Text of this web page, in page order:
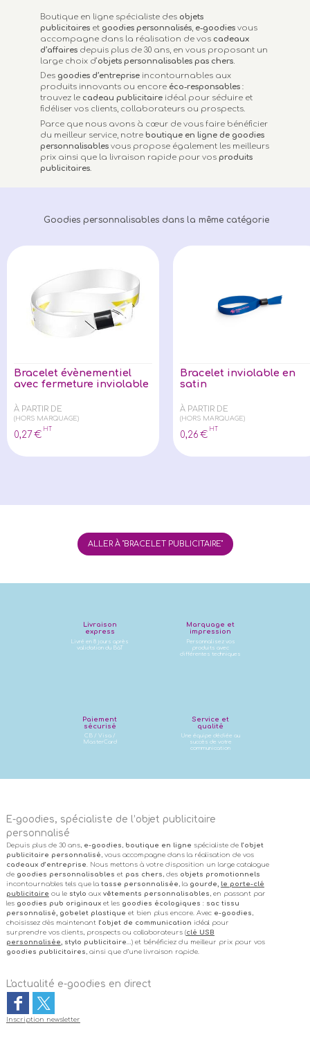
Boutique en ligne spécialiste des objets
publicitaires et goodies personnalisés, e-goodies vous
accompagne dans la réalisation de vos cadeaux
d’affaires depuis plus de 30 ans, en vous proposant un
large choix d’objets personnalisables pas chers.
Des goodies d’entreprise incontournables aux
produits innovants ou encore éco-responsables :
trouvez le cadeau publicitaire idéal pour séduire et
fidéliser vos clients, collaborateurs ou prospects.
Parce que nous avons à cœur de vous faire bénéficier
du meilleur service, notreboutique en ligne de goodies
personnalisables vous propose également les meilleurs
prix ainsi que la livraison rapide pour vos produits
publicitaires.
Goodies personnalisables dans la même catégorie
Bracelet évènementiel
avec fermeture inviolable
À PARTIR DE
(HORS MARQUAGE)
0,27 €
HT
Bracelet inviolable en
satin
À PARTIR DE
(HORS MARQUAGE)
0,26 €
HT
ALLER À "BRACELET PUBLICITAIRE"
Livraison
express
Livré en 8 jours après
validation du BàT
Marquage et
impression
Personnalisez vos
produits avec
différentes techniques
Paiement
sécurisé
CB / Visa /
MasterCard
Service et
qualité
Une équipe dédiée au
succès de votre
communication
E-goodies, spécialiste de l’objet publicitaire
personnalisé
Depuis plus de 30 ans, e-goodies , boutique en ligne spécialiste de l’objet
publicitaire personnalisé , vous accompagne dans la réalisation de vos
cadeaux d’entreprise. Nous mettons à votre disposition un large catalogue
de goodies personnalisables et pas chers , des objets promotionnels
incontournables tels que la tasse personnalisée , la gourde, le porte-clé
publicitaire ou le stylo aux vêtements personnalisables , en passant par
les goodies pub originauxet les goodies écologiques : sac tissu
personnalisé, gobelet plastique et bien plus encore. Avec e-goodies ,
choisissez dès maintenant l’objet de communication idéal pour
surprendre vos clients, prospects ou collaborateurs (clé USB
personnalisée, stylo publicitaire…) et bénéficiez du meilleur prix pour vos
goodies publicitaires , ainsi que d’une livraison rapide.
L'actualité e-goodies en direct
Inscription newsletter